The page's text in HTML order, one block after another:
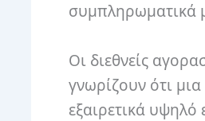
συμπληρωματικά
Οι διεθνείς
γνωρίζουν ότι
εξαιρετικά υψηλό